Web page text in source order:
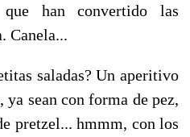
han convertido las
Canela...
saladas? Un aperitivo
sean con forma de pez,
pretzel... hmmm, con los